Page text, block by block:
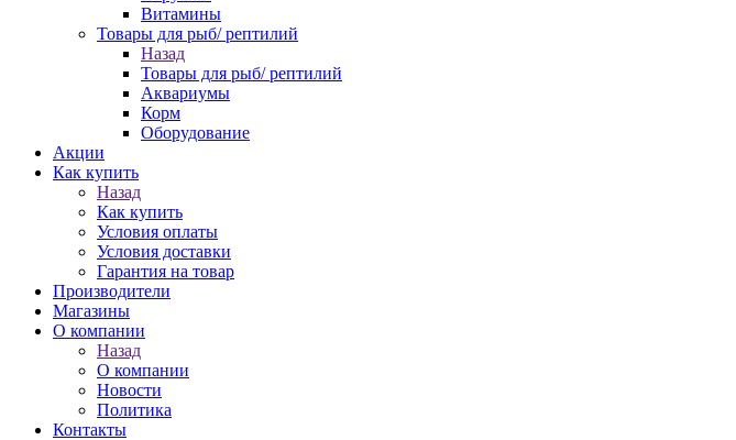
Витамины
Товары для рыб/ рептилий
Назад
Товары для рыб/ рептилий
Аквариумы
Корм
Оборудование
Акции
Как купить
Назад
Как купить
Условия оплаты
Условия доставки
Гарантия на товар
Производители
Магазины
О компании
Назад
О компании
Новости
Политика
Контакты